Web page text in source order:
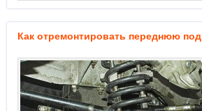
Как отремонтировать переднюю